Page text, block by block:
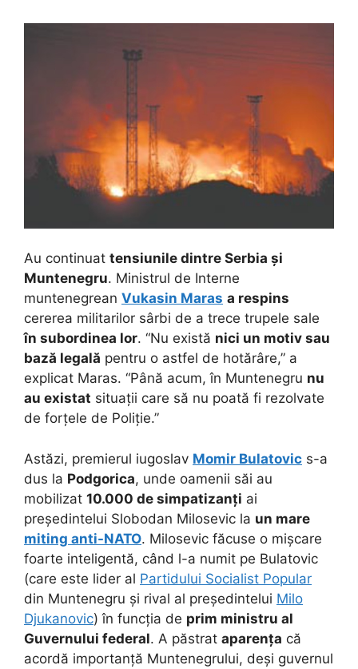
Au continuat tensiunile dintre Serbia și
Muntenegru. Ministrul de Interne
muntenegrean Vukasin Maras a respins
cererea militarilor sârbi de a trece trupele sale
în subordinea lor. “Nu există nici un motiv sau
bază legală pentru o astfel de hotărâre,” a
explicat Maras. “Până acum, în Muntenegru nu
au existat situații care să nu poată fi rezolvate
de forțele de Poliție.”
Astăzi, premierul iugoslav Momir Bulatovic s-a
dus la Podgorica, unde oamenii săi au
mobilizat 10.000 de simpatizanți ai
președintelui Slobodan Milosevic la un mare
miting anti-NATO. Milosevic făcuse o mișcare
foarte inteligentă, când l-a numit pe Bulatovic
(care este lider al Partidului Socialist Popular
din Muntenegru și rival al președintelui Milo
Djukanovic) în funcția de prim ministru al
Guvernului federal. A păstrat aparența că
acordă importanță Muntenegrului, deși guvernul